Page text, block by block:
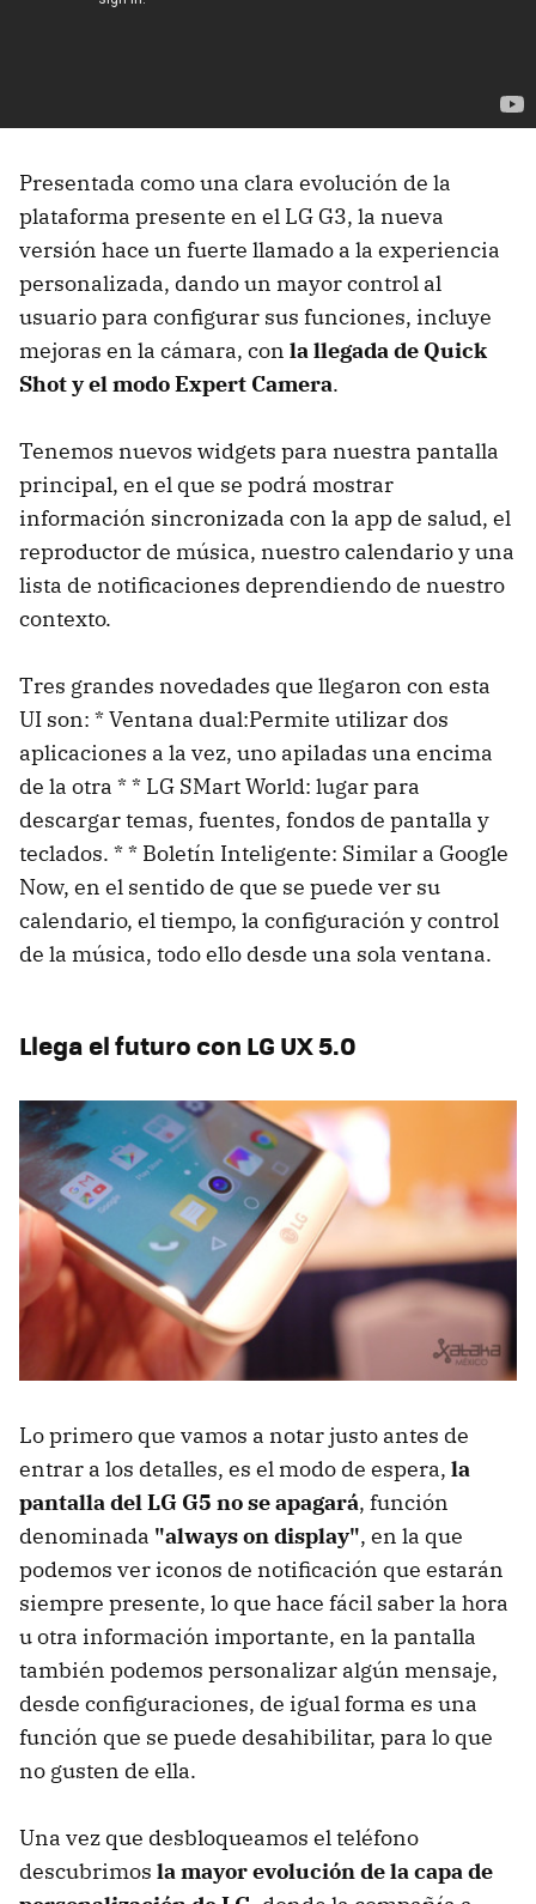
Presentada como una clara evolución de la
plataforma presente en el LG G3, la nueva
versión hace un fuerte llamado a la experiencia
personalizada, dando un mayor control al
usuario para configurar sus funciones, incluye
mejoras en la cámara, con la llegada de Quick
Shot y el modo Expert Camera.
Tenemos nuevos widgets para nuestra pantalla
principal, en el que se podrá mostrar
información sincronizada con la app de salud, el
reproductor de música, nuestro calendario y una
lista de notificaciones deprendiendo de nuestro
contexto.
Tres grandes novedades que llegaron con esta
UI son: * Ventana dual:Permite utilizar dos
aplicaciones a la vez, uno apiladas una encima
de la otra * * LG SMart World: lugar para
descargar temas, fuentes, fondos de pantalla y
teclados. * * Boletín Inteligente: Similar a Google
Now, en el sentido de que se puede ver su
calendario, el tiempo, la configuración y control
de la música, todo ello desde una sola ventana.
Llega el futuro con LG UX 5.0
Lo primero que vamos a notar justo antes de
entrar a los detalles, es el modo de espera, la
pantalla del LG G5 no se apagará, función
denominada "always on display", en la que
podemos ver iconos de notificación que estarán
siempre presente, lo que hace fácil saber la hora
u otra información importante, en la pantalla
también podemos personalizar algún mensaje,
desde configuraciones, de igual forma es una
función que se puede desahibilitar, para lo que
no gusten de ella.
Una vez que desbloqueamos el teléfono
descubrimos la mayor evolución de la capa de